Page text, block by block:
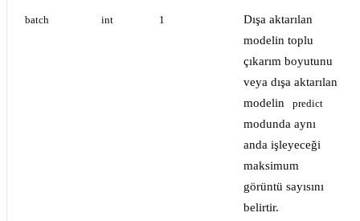
batch int 1
Dışa aktarılan
modelin toplu
çıkarım boyutunu
veya dışa aktarılan
modelin
predict
modunda aynı
anda işleyeceği
maksimum
görüntü sayısını
belirtir.